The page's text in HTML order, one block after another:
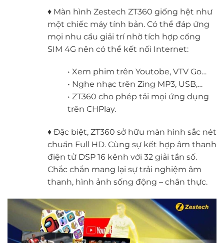
♦ Màn hình Zestech ZT360 giống hệt như
một chiếc máy tính bản. Có thể đáp ứng
mọi nhu cầu giải trí nhờ tích hợp cổng
SIM 4G nên có thể kết nối Internet:
• Xem phim trên Youtobe, VTV Go…
• Nghe nhạc trên Zing MP3, USB,…
• ZT360 cho phép tải mọi ứng dụng
trên CHPlay.
♦ Đặc biệt, ZT360 sở hữu màn hình sắc nét
chuẩn Full HD. Cùng sự kết hợp âm thanh
điện tử DSP 16 kênh với 32 giải tần số.
Chắc chắn mang lại sự trải nghiệm âm
thanh, hình ảnh sống động – chân thực.